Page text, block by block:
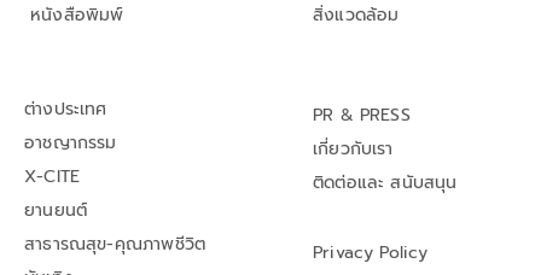
หนังสือพิมพ์
สิ่งแวดล้อม
ต่างประเทศ
อาชญากรรม
X-CITE
ยานยนต์
สาธารณสุข-คุณภาพชีวิต
PR & PRESS
เกี่ยวกับเรา
ติดต่อและ สนับสนุน
Privacy Policy